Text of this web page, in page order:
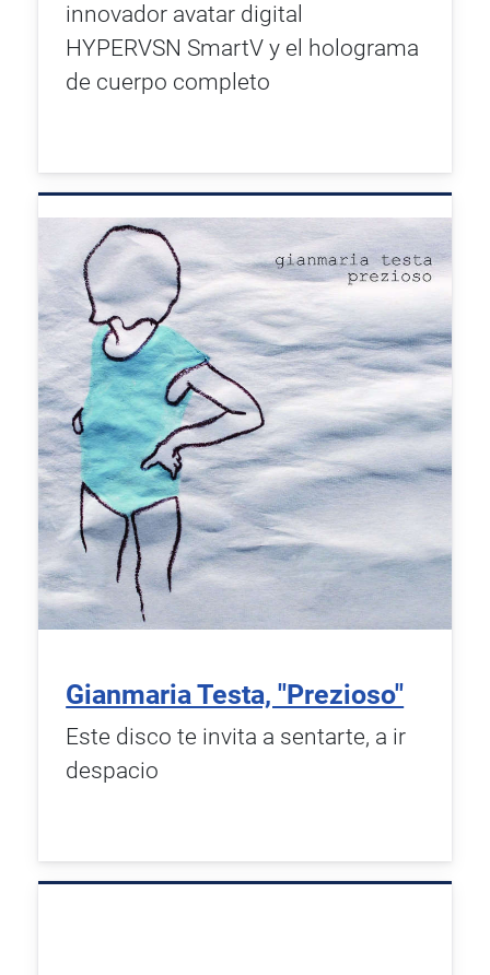
innovador avatar digital
HYPERVSN SmartV y el holograma
de cuerpo completo
Gianmaria Testa, "Prezioso"
Este disco te invita a sentarte, a ir
despacio